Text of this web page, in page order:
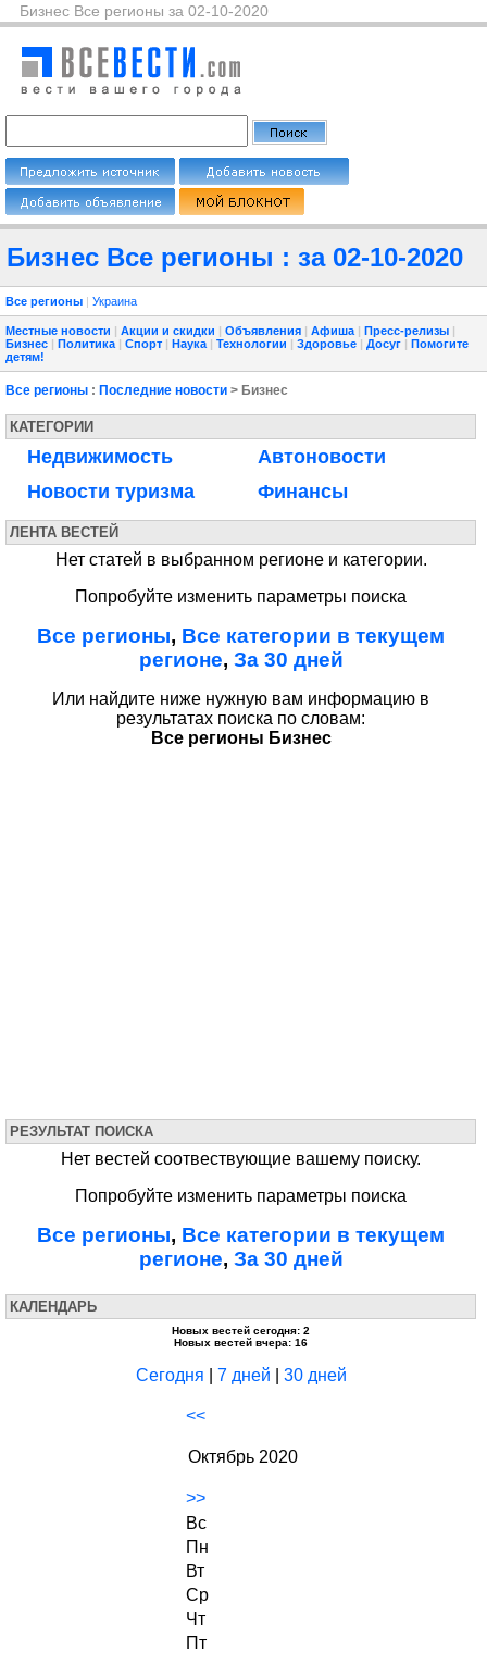
Бизнес Все регионы за 02-10-2020
Бизнес Все регионы : за 02-10-2020
Все регионы | Украина
Местные новости | Акции и скидки | Объявления | Афиша | Пресс-релизы |
Бизнес | Политика | Спорт | Наука | Технологии | Здоровье | Досуг | Помогите
детям!
Все регионы : Последние новости > Бизнес
КАТЕГОРИИ
Недвижимость
Новости туризма
Автоновости
Финансы
ЛЕНТА ВЕСТЕЙ
Нет статей в выбранном регионе и категории.
Попробуйте изменить параметры поиска
Все регионы, Все категории в текущем
регионе, За 30 дней
Или найдите ниже нужную вам информацию в
результатах поиска по словам:
Все регионы Бизнес
РЕЗУЛЬТАТ ПОИСКА
Нет вестей соотвествующие вашему поиску.
Попробуйте изменить параметры поиска
Все регионы, Все категории в текущем
регионе, За 30 дней
КАЛЕНДАРЬ
Новых вестей сегодня: 2
Новых вестей вчера: 16
Сегодня 7 дней 30 дней
<<
Октябрь 2020
>>
Вс
Пн
Вт
Ср
Чт
Пт